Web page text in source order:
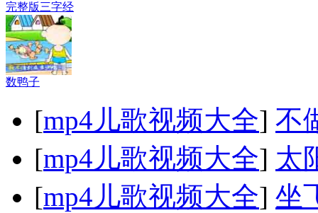
完整版三字经
数鸭子
[mp4儿歌视频大全] 不
[mp4儿歌视频大全] 太
[mp4儿歌视频大全] 坐